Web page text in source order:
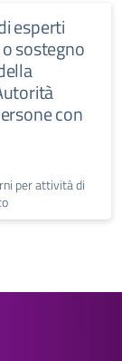
esperti
sostegno
con
per attività di